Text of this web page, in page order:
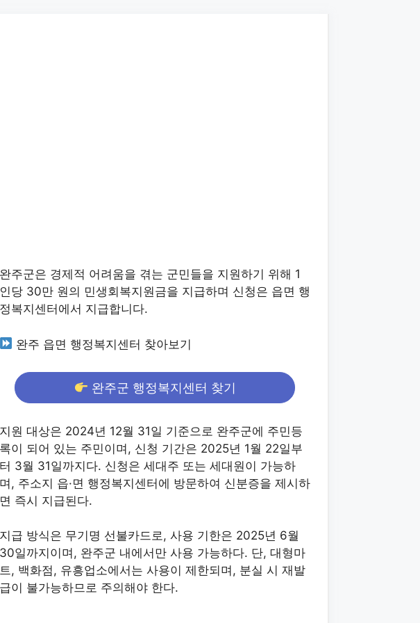
완주군은 경제적 어려움을 겪는 군민들을 지원하기 위해 1
인당 30만 원의 민생회복지원금을 지급하며 신청은 읍면 행
정복지센터에서 지급합니다.
완주 읍면 행정복지센터 찾아보기
완주군 행정복지센터 찾기
지원 대상은 2024년 12월 31일 기준으로 완주군에 주민등
록이 되어 있는 주민이며, 신청 기간은 2025년 1월 22일부
터 3월 31일까지다. 신청은 세대주 또는 세대원이 가능하
며, 주소지 읍·면 행정복지센터에 방문하여 신분증을 제시하
면 즉시 지급된다.
지급 방식은 무기명 선불카드로, 사용 기한은 2025년 6월
30일까지이며, 완주군 내에서만 사용 가능하다. 단, 대형마
트, 백화점, 유흥업소에서는 사용이 제한되며, 분실 시 재발
급이 불가능하므로 주의해야 한다.